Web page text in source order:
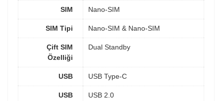
SIM Nano-SIM
SIM Tipi Nano-SIM & Nano-SIM
Çift SIM
Özelliği
Dual Standby
USB USB Type-C
USB
USB 2.0